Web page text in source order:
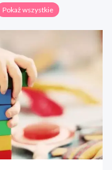
Pokaż wszystkie